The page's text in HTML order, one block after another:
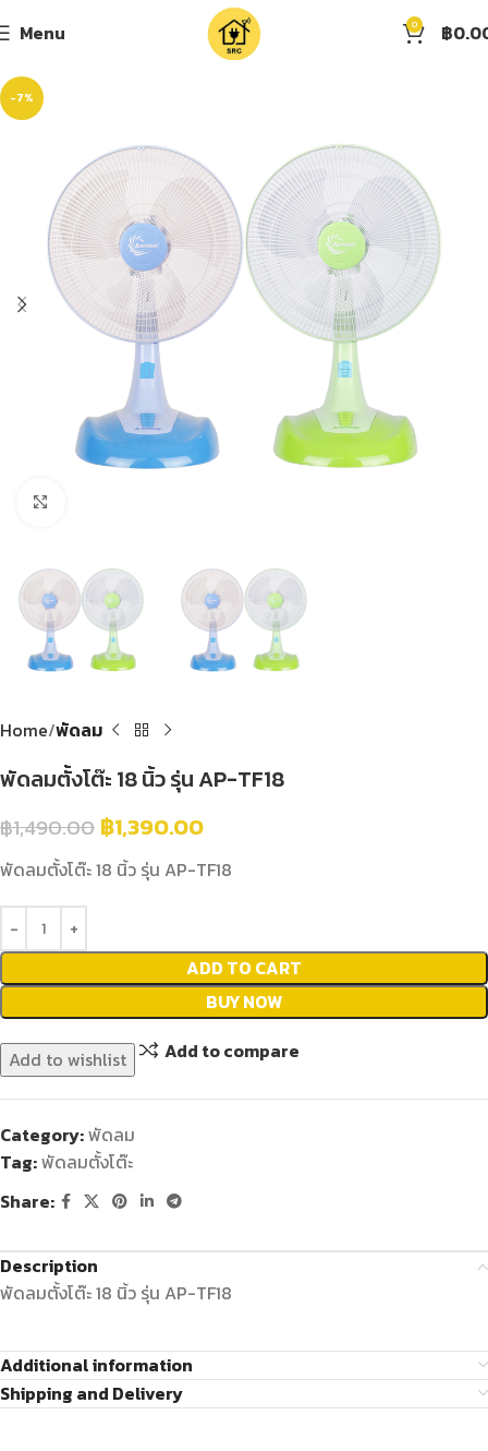
Menu 0 ฿
-7%
Home พัดลม
พัดลมตั้งโต๊ะ 18 นิ้ว รุ่น AP-TF18
฿1,490.00 ฿1,390.00
พัดลมตั้งโต๊ะ 18 นิ้ว รุ่น AP-TF18
ADD TO CART
BUY NOW
Add to wishlist Add to compare
Category:พัดลม
Tag:พัดลมตั้งโต๊ะ
Share:
Description
พัดลมตั้งโต๊ะ 18 นิ้ว รุ่น AP-TF18
Additional information
Shipping and Delivery